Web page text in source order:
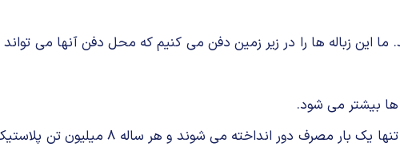
زباله ها را در زیر زمین دفن می کنیم که محل دفن آنها می
در اوایل سال 2016 گزارشی منتشر شد که نشان می دهد 95 درصد از